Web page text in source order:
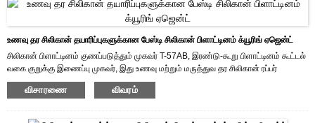
உணவு தர சிலிகான் தயாரிப்புகளுக்கான பேஸ்டி சிலிகான் பிளாட்டினம் க்யூரிங் ஏஜென்ட்
சிலிகான் பிளாட்டினம் குணப்படுத்தும் முகவர் T-57AB, இரண்டு-கூறு பிளாட்டினம் கூட்டல்
வகை குறுக்கு இணைப்பு முகவர், இது உணவு மற்றும் மருத்துவ தர சிலிகான் ரப்பர்
தயாரிப்புகளின் குறுக்கு இணைப்புக்காக மூல சிலிகான்களில் சேர்க்கப்படுகிறது.இது
சிலிகான் பேபி நிப்பிள், கேக் மோல்ட், சிலிகான் குக்வேர், எக்ஸ்ட்ரூஷன் கேஸ்கெட், ஐஸ்
விசாரணை விவரம்